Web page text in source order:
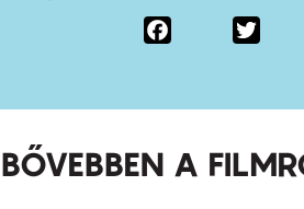
Facebook
BŐVEBBEN A